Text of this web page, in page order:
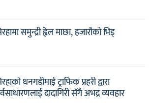
समुन्द्री ह्वेल माछा, हजारौको भिड्
धनगडीमाई ट्राफिक प्रहरी द्वारा
दादागिरी सँगै अभद्र व्यवहार